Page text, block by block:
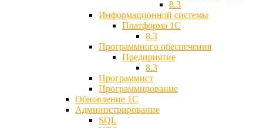
8.3
Информационной системы
Платформа 1С
8.3
Программного обеспечения
Предприятие
8.3
Программист
Программирование
Обновление 1С
Администрирование
SQL